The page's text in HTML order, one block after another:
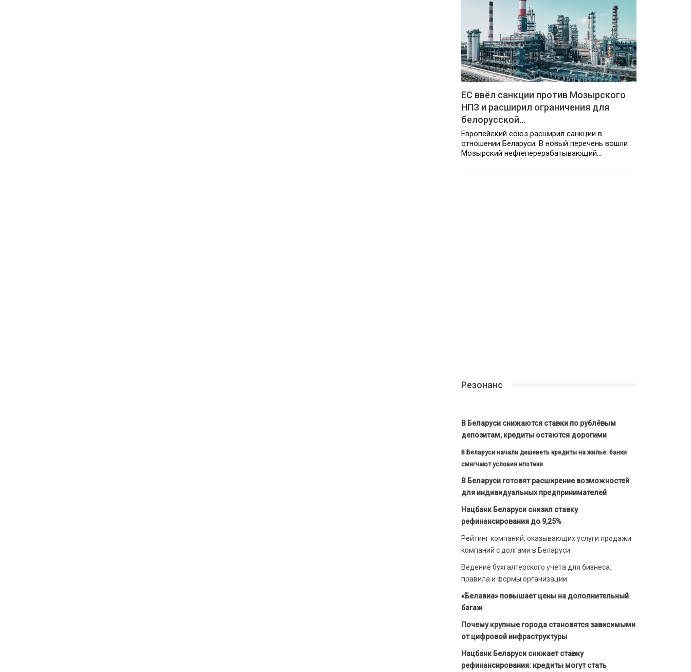
ЕС ввёл санкции против Мозырского
НПЗ и расширил ограничения для
белорусской…
Европейский союз расширил санкции в
отношении Беларуси. В новый перечень вошли
Мозырский нефтеперерабатывающий…
Резонанс
В Беларуси снижаются ставки по рублёвым
депозитам, кредиты остаются дорогими
В Беларуси начали дешеветь кредиты на жильё: банки
смягчают условия ипотеки
В Беларуси готовят расширение возможностей
для индивидуальных предпринимателей
Нацбанк Беларуси снизил ставку
рефинансирования до 9,25%
Рейтинг компаний, оказывающих услуги продажи
компаний с долгами в Беларуси
Ведение бухгалтерского учета для бизнеса:
правила и формы организации
«Белавиа» повышает цены на дополнительный
багаж
Почему крупные города становятся зависимыми
от цифровой инфраструктуры
Нацбанк Беларуси снижает ставку
рефинансирования: кредиты могут стать